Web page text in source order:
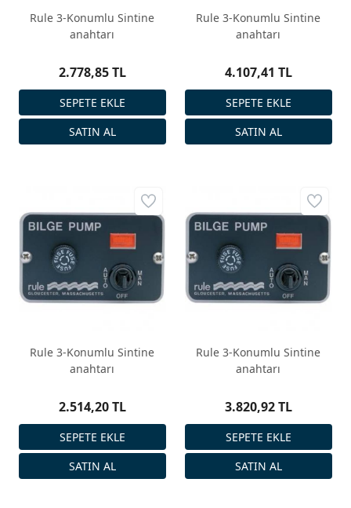
Rule 3-Konumlu Sintine
anahtarı
2.778,85 TL
Rule 3-Konumlu Sintine
anahtarı
4.107,41 TL
Rule 3-Konumlu Sintine
anahtarı
2.514,20 TL
Rule 3-Konumlu Sintine
anahtarı
3.820,92 TL